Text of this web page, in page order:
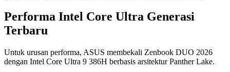
Performa Intel Core Ultra Generasi
Terbaru
Untuk urusan performa, ASUS membekali Zenbook DUO 2026
dengan Intel Core Ultra 9 386H berbasis arsitektur Panther Lake.